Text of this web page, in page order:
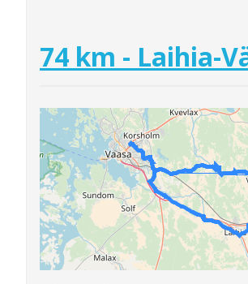
74 km - Laihia-